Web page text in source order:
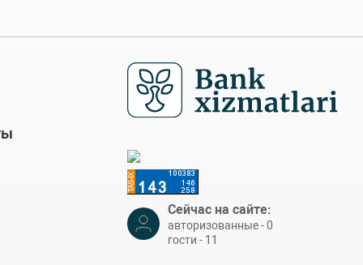
Сейчас на сайте:
авторизованные - 0
гости - 11